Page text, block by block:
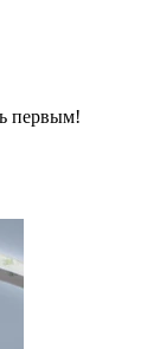
первым!